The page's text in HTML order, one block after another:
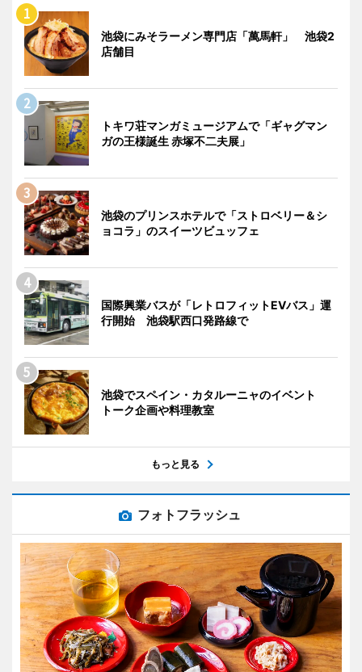
池袋にみそラーメン専門店「萬馬軒」 池袋2
店舗目
トキワ荘マンガミュージアムで「ギャグマン
ガの王様誕生 赤塚不二夫展」
池袋のプリンスホテルで「ストロベリー＆シ
ョコラ」のスイーツビュッフェ
国際興業バスが「レトロフィットEVバス」運
行開始 池袋駅西口発路線で
池袋でスペイン・カタルーニャのイベント
トーク企画や料理教室
もっと見る
フォトフラッシュ